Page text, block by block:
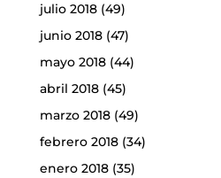
julio 2018(49)
junio 2018(47)
mayo 2018(44)
abril 2018(45)
marzo 2018(49)
febrero 2018(34)
enero 2018(35)